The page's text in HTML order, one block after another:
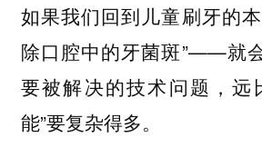
如果我们回到儿童刷牙的
除口腔中的牙菌斑”——就
要被解决的技术问题，远
能”要复杂得多。